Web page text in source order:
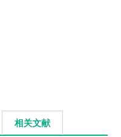
相关文献